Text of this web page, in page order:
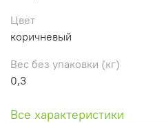
Цвет
коричневый
Вес без упаковки (кг)
0,3
Все характеристики